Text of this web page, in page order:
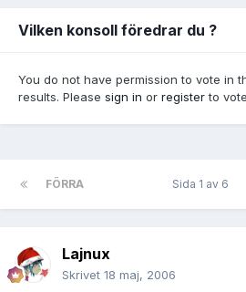
Vilken konsoll föredrar du ?
You do not have permission to vote in
results. Please sign in or registerto
FÖRRA Sida 1 av 6
Lajnux
Skrivet 18 maj, 2006